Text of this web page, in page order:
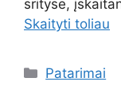
srityse,
Skaityti toliau
Kategorijos
Patarimai